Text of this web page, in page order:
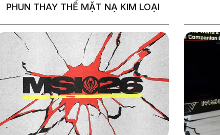
PHUN THAY THẾ MẶT NẠ KIM LOẠI